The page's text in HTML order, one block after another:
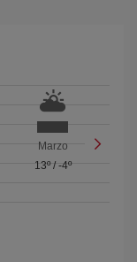
Marzo
13º/ -4º